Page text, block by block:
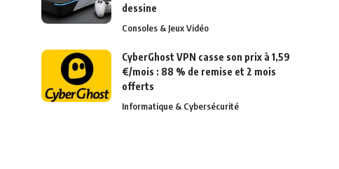
dessine
Consoles & Jeux Vidéo
CyberGhost VPN casse son prix à 1,59
€/mois : 88 % de remise et 2 mois
offerts
Informatique & Cybersécurité